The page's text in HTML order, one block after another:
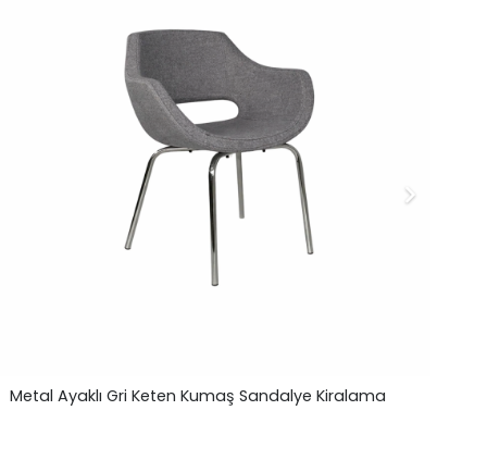
Metal Ayaklı Gri Keten Kumaş Sandalye Kiralama